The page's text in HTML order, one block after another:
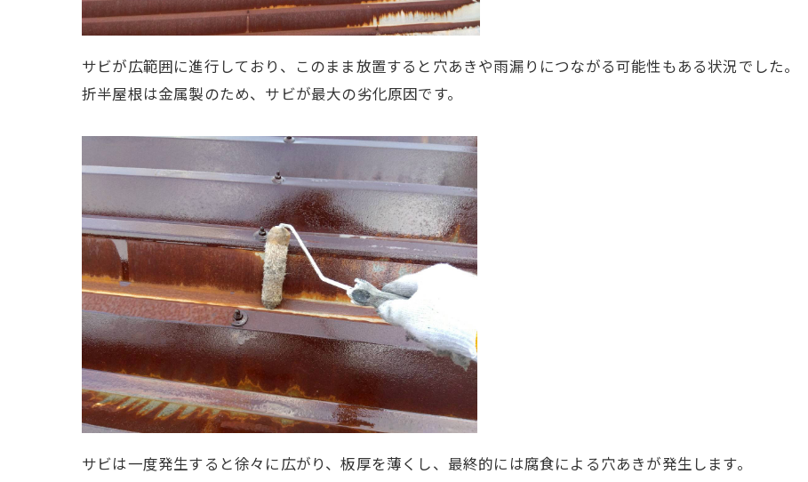
サビが広範囲に進行しており、このまま放置すると穴あきや雨漏りにつながる可能性もある状況でした。
折半屋根は金属製のため、サビが最大の劣化原因です。
サビは一度発生すると徐々に広がり、板厚を薄くし、最終的には腐食による穴あきが発生します。